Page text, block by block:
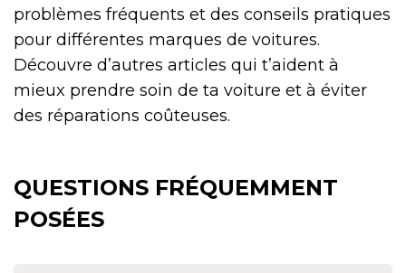
problèmes fréquents et des conseils pratiques
pour différentes marques de voitures.
Découvre d’autres articles qui t’aident à
mieux prendre soin de ta voiture et à éviter
des réparations coûteuses.
QUESTIONS FRÉQUEMMENT
POSÉES